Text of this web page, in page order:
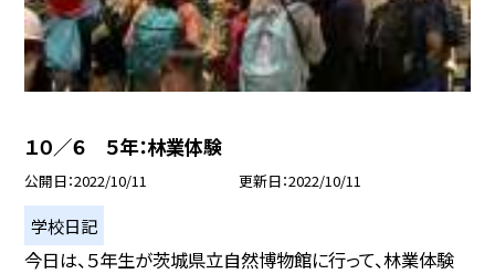
１０／６ ５年：林業体験
公開日 2022/10/11 更新日 2022/10/11
学校日記
今日は、５年生が茨城県立自然博物館に行って、林業体験